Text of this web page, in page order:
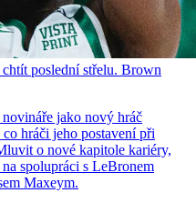
poslední střelu. Brown
jako nový hráč
hráči jeho postavení při
o nové kapitole kariéry,
spolupráci s LeBronem
Maxeym.